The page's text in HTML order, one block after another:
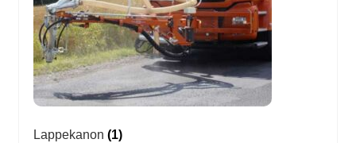
Lappekanon (1)